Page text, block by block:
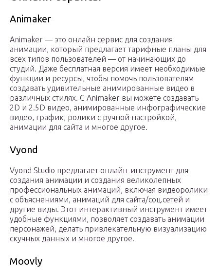
Animaker
Animaker — это онлайн сервис для создания
анимации, который предлагает тарифные планы для
всех типов пользователей — от начинающих до
студий. Даже бесплатная версия имеет необходимые
функции и ресурсы, чтобы помочь пользователям
создавать удивительные анимированные видео в
различных стилях. С Animaker вы можете создавать
2D и 2.5D видео, анимированные инфографические
видео, график, ролики с ручной настройкой,
анимации для сайта и многое другое.
Vyond
Vyond Studio предлагает онлайн-инструмент для
создания анимации и создания великолепных
профессиональных анимаций, включая видеоролики
с объяснениями, анимаций для сайта/соц.сетей и
другие виды. Этот интерактивный инструмент имеет
удобные функциями, позволяет создавать анимации
персонажей, делать привлекательную визуализацию
скучных данных и многое другое.
Moovly